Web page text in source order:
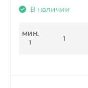
В наличии
МИН.
1